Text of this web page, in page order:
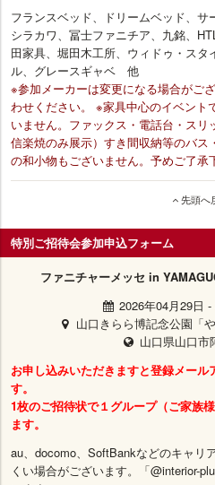
フランスベッド、ドリームベッド、サ
シラカワ、冨士ファニチア、九銘、
田家具、堀田木工所、ウィドゥ・ス
ル、グレースギャベ 他
※参加メーカーは変更になる場合がご
わせください。 ※家具中心のイベント
いません。ファックス・電話台・ス
信楽焼のみ展示）すき間収納等のバ
の和小物もございません。予めご了承
先頭へ
特別ご招待会参加申込フォーム
ファニチャーメッセ in
2026年04月29日 -
山口きらら博記念公園「
山口県山口市
お申し込みいただきますと登録メール
す。
1枚のご招待状で１グループ（ご家族
ます。
au、docomo、SoftBankなどのキャリ
くい場合がございます。「@interior-